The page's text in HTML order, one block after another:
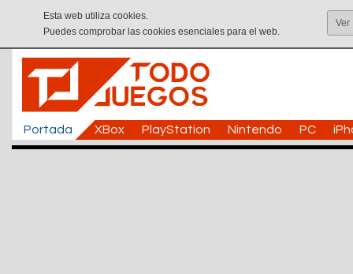
Esta web utiliza cookies.
Puedes comprobar las cookies esenciales para el web.
Ver
Portada XBox PlayStation Nintendo PC